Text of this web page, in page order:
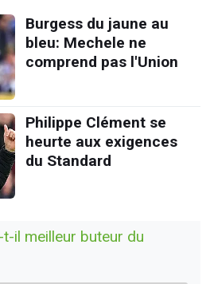
Burgess du jaune au
bleu: Mechele ne
comprend pas l'Union
Philippe Clément se
heurte aux exigences
du Standard
il meilleur buteur du